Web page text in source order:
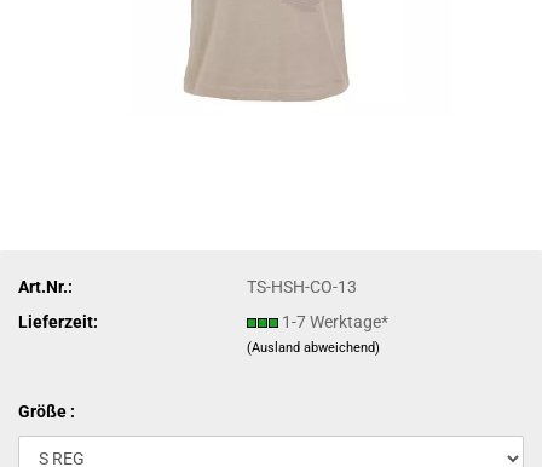
Art.Nr.:
TS-HSH-CO-13
Lieferzeit:
1-7 Werktage*
(Ausland abweichend)
Größe :